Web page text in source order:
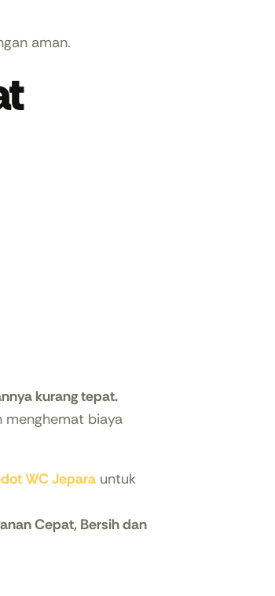
aman.
kurang tepat.
menghemat biaya
WC Jepara untuk
Cepat, Bersih dan